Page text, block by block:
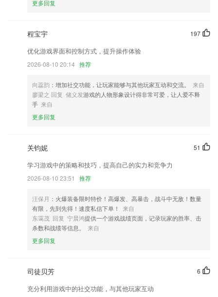
6.·知识点的讲解很详细
解决社区页面个人页面无法下拉刷新问题；
动画编辑器旋转关键帧添加旋转轴设置速度等选项，完善移动速度计算方
超长视频可裁剪
新增 删除客户功能；
应用渡劫过程中必须首先卸载，然后才能正常安装；因此，请确保你已经
联系我们
以上就是红中麻将下载安卓版哈哈的介绍，如果您喜欢这款软件，您可以
到应用商店进行打分评论，说出您的使用经历，以帮助我们更好的对产品
更多回复
197
程宝宇
优化游戏界面和控制方式，提升操作体验
2026-08-10 20:14 推荐
向蕊韵 ：增加社交功能，让玩家能够与其他玩家互动和交流。
来自
廖梁之 回复 储义发游戏的人物形象设计得非常可爱，让人爱不释
手 来自
更多回复
51
关钧妮
学习游戏中的策略和技巧，提高自己的实力和竞争力
2026-08-10 23:51 推荐
汪保月 ：火爆装备限时特价！高爆发、高暴击，战斗中无敌！数量
有限，先到先得！速度私信下单！
来自
东霭茂 回复 宁晨鸿提供一个游戏战绩页面，记录玩家的胜率、击
杀数和战绩等信息。
来自
更多回复
6
司徒贝芳
充分利用游戏中的社交功能，与其他玩家互动